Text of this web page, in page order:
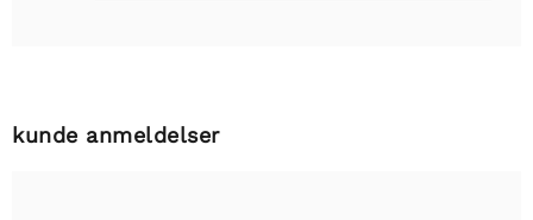
kunde anmeldelser